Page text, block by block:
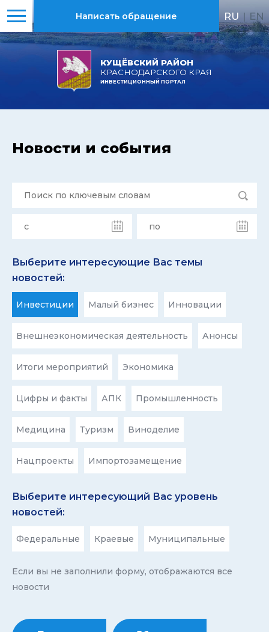
КУЩЁВСКИЙ РАЙОН
КРАСНОДАРСКОГО КРАЯ
ИНВЕСТИЦИОННЫЙ ПОРТАЛ
Написать обращение RU | EN
Новости и события
Выберите интересующие Вас темы
новостей:
Инвестиции Малый бизнес Инновации
Внешнеэкономическая деятельность Анонсы
Итоги мероприятий Экономика
Цифры и факты АПК Промышленность
Медицина Туризм Виноделие
Нацпроекты Импортозамещение
Выберите интересующий Вас уровень
новостей:
Федеральные Краевые Муниципальные
Если вы не заполнили форму, отображаются все
новости